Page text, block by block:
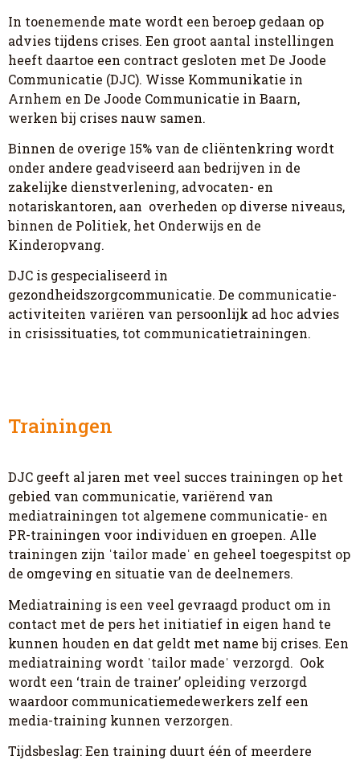
In toenemende mate wordt een beroep gedaan op
advies tijdens crises. Een groot aantal instellingen
heeft daartoe een contract gesloten met De Joode
Communicatie (DJC). Wisse Kommunikatie in
Arnhem en De Joode Communicatie in Baarn,
werken bij crises nauw samen.
Binnen de overige 15% van de cliëntenkring wordt
onder andere geadviseerd aan bedrijven in de
zakelijke dienstverlening, advocaten- en
notariskantoren, aan overheden op diverse niveaus,
binnen de Politiek, het Onderwijs en de
Kinderopvang.
DJC is gespecialiseerd in
gezondheidszorgcommunicatie. De communicatie-
activiteiten variëren van persoonlijk ad hoc advies
in crisissituaties, tot communicatietrainingen.
Trainingen
DJC geeft al jaren met veel succes trainingen op het
gebied van communicatie, variërend van
mediatrainingen tot algemene communicatie- en
PR-trainingen voor individuen en groepen. Alle
trainingen zijn ˈtailor madeˈ en geheel toegespitst op
de omgeving en situatie van de deelnemers.
Mediatraining is een veel gevraagd product om in
contact met de pers het initiatief in eigen hand te
kunnen houden en dat geldt met name bij crises. Een
mediatraining wordt ˈtailor madeˈ verzorgd. Ook
wordt een ‘train de trainer’ opleiding verzorgd
waardoor communicatiemedewerkers zelf een
media-training kunnen verzorgen.
Tijdsbeslag: Een training duurt één of meerdere